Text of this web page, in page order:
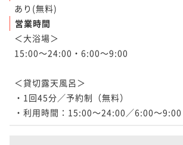
【お盆プラン】≪8/8～16限定≫選べる
天翠茶寮で美食と温泉を満喫＜お盆限定
2名
arから始まる非日常滞在＜お盆限定懐石＞
二食付き 現地決済可 事前決済可
ポイント即利用で
あり(無料)
営業時間
＜大浴場＞
15:00～24:00・6:00～9:00
＜貸切露天風呂＞
・1回45分／予約制（無料）
・利用時間：15:00～24:00／6:00～9:00